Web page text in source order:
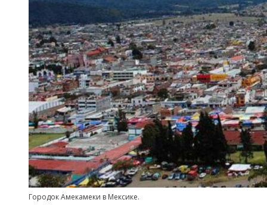
Городок Амекамеки в Мексике.